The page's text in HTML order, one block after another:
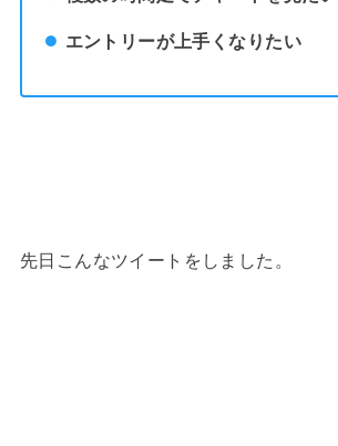
エントリーが上手くなりたい
先日こんなツイートをしました。